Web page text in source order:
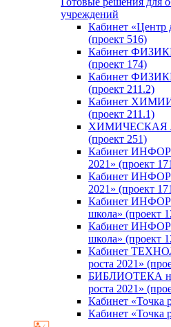
учреждений
Кабинет «Центр
(проект 516)
Кабинет
(проект 174)
Кабинет
(проект 211.2)
Кабинет ХИМИИ
(проект 211.1)
ХИМИЧЕСКАЯ
(проект 251)
Кабинет
2021» (проект
Кабинет
2021» (проект
Кабинет
школа» (проект
Кабинет
школа» (проект
Кабинет
роста 2021»
БИБЛИОТЕКА
роста 2021»
Кабинет «Точка
Кабинет «Точка